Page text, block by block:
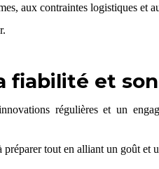
aux contraintes logistiques et
fiabilité et
régulières et un
tout en alliant un goût et